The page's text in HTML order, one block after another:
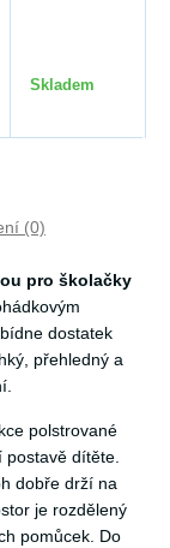
Skladem
(0)
pro školačky
dostatek
přehledný a
polstrované
postavě dítěte.
dobře drží na
je rozdělený
pomůcek. Do